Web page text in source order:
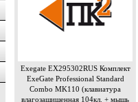
Exegate EX295302RUS Комплект
ExeGate Professional Standard
Combo MK110 (клавиатура
влагозащищенная 104кл. + мышь